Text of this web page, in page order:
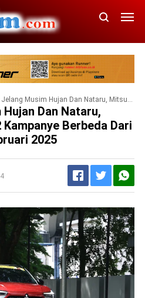
Hujan Dan Nataru, Mitsubishi Adakan 2 Kampanye Berbeda Dari Desember 2024- Februari 2025
Dan Nataru,
Berbeda Dari
2025